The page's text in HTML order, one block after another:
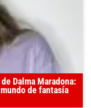
Dalma Maradona:
de fantasía